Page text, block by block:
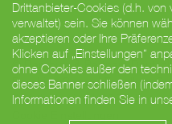
© Barabino & Partners
Barabino Group
Excellera
Whistleblowing
GDPR-
Drittanbieter-Cookies (d.h. von
verwaltet) sein. Sie können
akzeptieren oder Ihre
Klicken auf „Einstellungen“
ohne Cookies außer den
dieses Banner schließen
Informationen finden Sie in